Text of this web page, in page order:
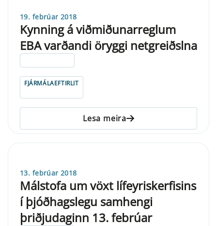
19. febrúar 2018
Kynning á viðmiðunarreglum
EBA varðandi öryggi netgreiðslna
FJÁRMÁLAEFTIRLIT
Lesa meira
13. febrúar 2018
Málstofa um vöxt lífeyriskerfisins
í þjóðhagslegu samhengi
þriðjudaginn 13. febrúar